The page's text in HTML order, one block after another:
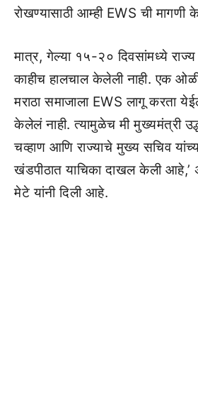
रोखण्यासाठी आम्ही EWS ची मागणी
मात्र, गेल्या १५-२० दिवसांमध्ये
काहीच हालचाल केलेली नाही. एक
मराठा समाजाला EWS लागू करता
केलेलं नाही. त्यामुळेच मी मुख्यमंत्री
चव्हाण आणि राज्याचे मुख्य सचिव
खंडपीठात याचिका दाखल केली आहे,’
मेटे यांनी दिली आहे.